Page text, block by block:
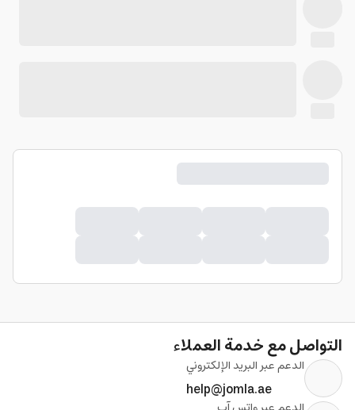
التواصل مع خدمة العملاء
الدعم عبر البريد الإلكتروني
help@jomla.ae